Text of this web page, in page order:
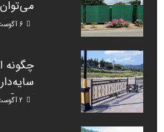
نصب
6 آگوست 2026
چگونه
کنیم؟
2 آگوست 2026